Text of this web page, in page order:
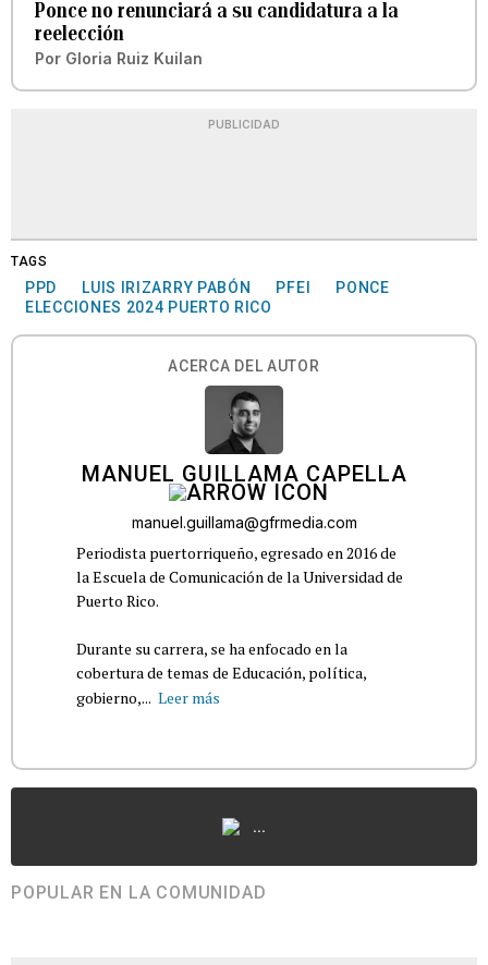
Ponce no renunciará a su candidatura a la
reelección
Por Gloria Ruiz Kuilan
PUBLICIDAD
TAGS
PPD LUIS IRIZARRY PABÓN PFEI
PONCE
ELECCIONES 2024 PUERTO RICO
ACERCA DEL AUTOR
MANUEL GUILLAMA CAPELLA
manuel.guillama@gfrmedia.com
Periodista puertorriqueño, egresado en 2016 de
la Escuela de Comunicación de la Universidad de
Puerto Rico.
Durante su carrera, se ha enfocado en la
cobertura de temas de Educación, política,
gobierno,... Leer más
...
POPULAR EN LA COMUNIDAD